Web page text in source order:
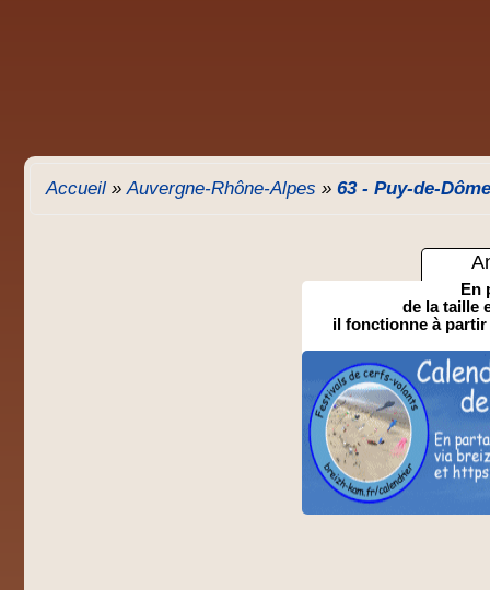
Accueil »Auvergne-Rhône-Alpes » 63 - Puy-de-
En
de la taille
il fonctionne à partir